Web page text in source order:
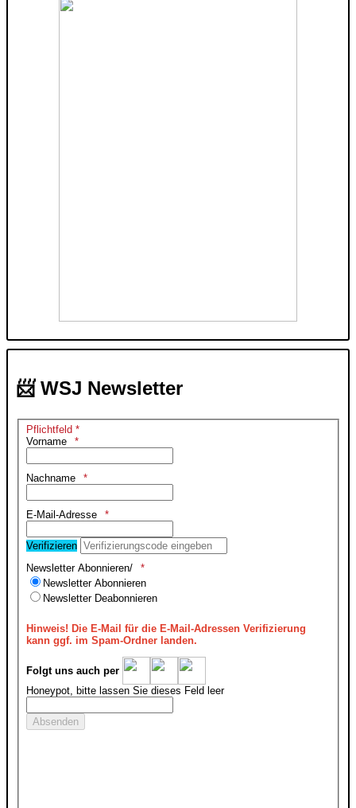
📨 WSJ Newsletter
Pflichtfeld *
Vorname
Nachname
E-Mail-Adresse
Verifizieren
Newsletter Abonnieren/
Newsletter Abonnieren
Newsletter Deabonnieren
Hinweis! Die E-Mail für die E-Mail-Adressen Verifizierung
kann ggf. im Spam-Ordner landen.
Folgt uns auch per
Honeypot, bitte lassen Sie dieses Feld leer